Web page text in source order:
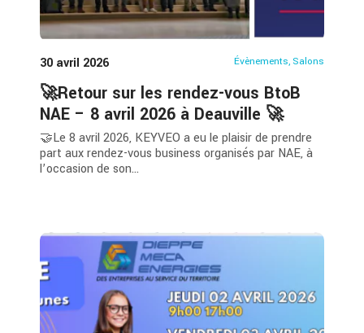
30 avril 2026 Évènements, Salons
🚀Retour sur les rendez-vous BtoB
NAE – 8 avril 2026 à Deauville 🚀
🤝Le 8 avril 2026, KEYVEO a eu le plaisir de prendre
part aux rendez-vous business organisés par NAE, à
l’occasion de son...